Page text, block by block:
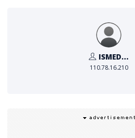
ISMED...
110.78.16.210